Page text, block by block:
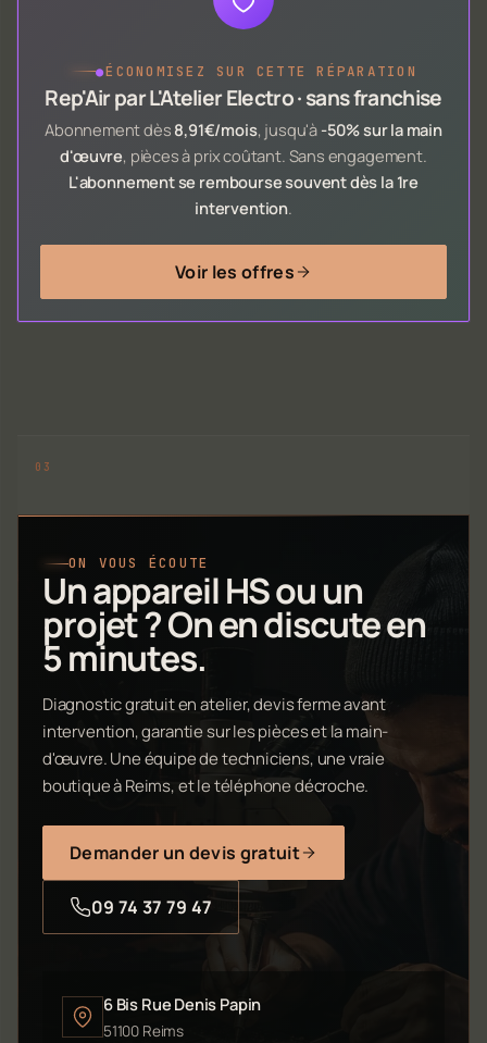
●ÉCONOMISEZ SUR CETTE RÉPARATION
Rep'Air par L'Atelier Electro · sans franchise
Abonnement dès 8,91€/mois, jusqu'à -50% sur la main
d'œuvre, pièces à prix coûtant. Sans engagement.
L'abonnement se rembourse souvent dès la 1re
intervention.
Voir les offres
ON VOUS ÉCOUTE
Un appareil HS ou un
projet ? On en discute en
5 minutes.
Diagnostic gratuit en atelier, devis ferme avant
intervention, garantie sur les pièces et la main-
d'œuvre. Une équipe de techniciens, une vraie
boutique à Reims, et le téléphone décroche.
Demander un devis gratuit
09 74 37 79 47
6 Bis Rue Denis Papin
51100 Reims